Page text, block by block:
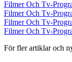
Filmer Och Tv-
Filmer Och Tv-
Filmer Och Tv-
Filmer Och Tv-
För fler artiklar och